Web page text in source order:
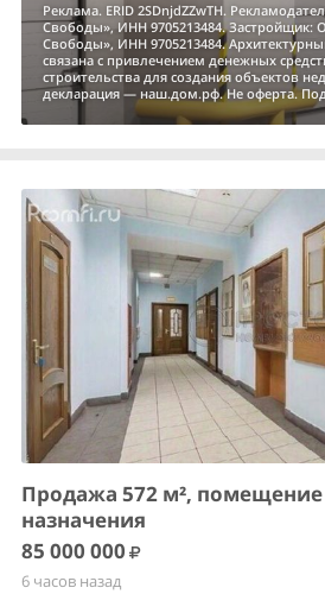
Реклама. ERID 2SDnjdZZwTH.
Свободы», ИНН 9705213484. Застройщик:
Свободы», ИНН 9705213484.
связана с привлечением денежных
строительства для создания объектов
декларация — наш.дом.рф. Не оферта.
Продажа 572 м², помещение
назначения
85 000 000
6 часов назад